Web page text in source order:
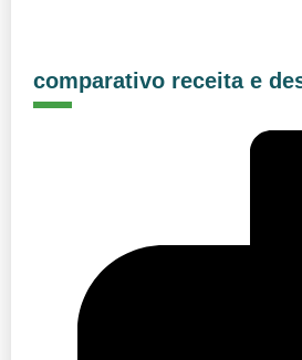
comparativo receita e